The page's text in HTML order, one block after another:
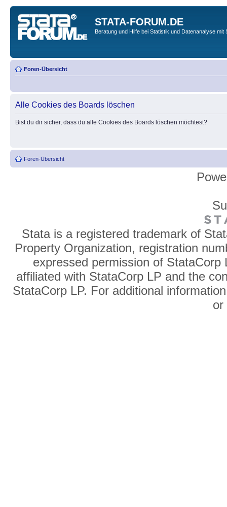
STATA-FORUM.DE
Beratung und Hilfe bei Statistik und Datenanalyse mit
Foren-Übersicht
Alle Cookies des Boards löschen
Bist du dir sicher, dass du alle Cookies des Boards löschen möchtest?
Foren-Übersicht
Stata is a registered trademark of
Property Organization, registration
expressed permission of
affiliated with StataCorp LP and the
StataCorp LP. For additional
or